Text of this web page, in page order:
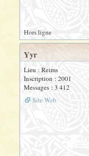
Hors ligne
Yyr
Lieu : Reims
Inscription : 2001
Messages : 3 412
Site Web